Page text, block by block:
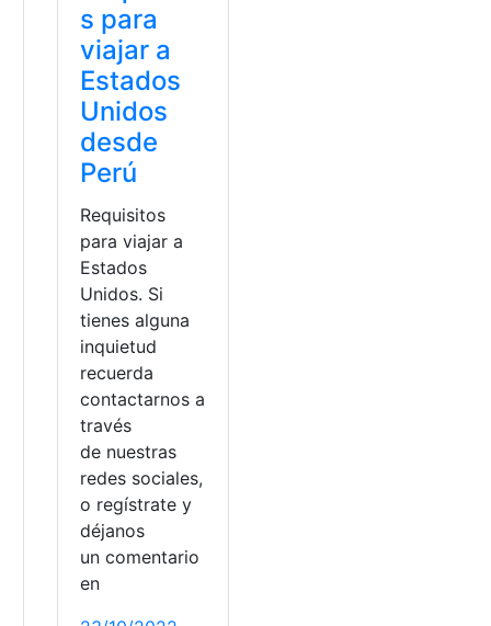
Tramites
Banefe Tramites
SAESA, Tramites,
s para
viajar a
Estados
Unidos
desde
Perú
Requisitos
para viajar a
Estados
Unidos. Si
tienes alguna
inquietud
recuerda
contactarnos a
través
de nuestras
redes sociales,
o regístrate y
déjanos
un comentario
en